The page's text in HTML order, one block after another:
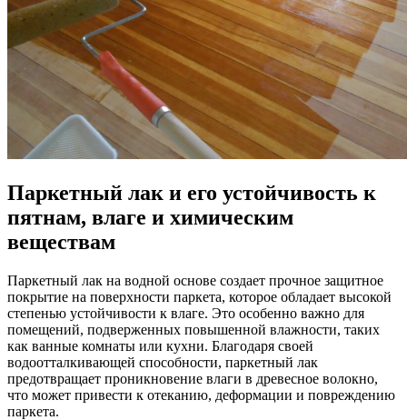
Паркетный лак и его устойчивость к
пятнам, влаге и химическим
веществам
Паркетный лак на водной основе создает прочное защитное
покрытие на поверхности паркета, которое обладает высокой
степенью устойчивости к влаге. Это особенно важно для
помещений, подверженных повышенной влажности, таких
как ванные комнаты или кухни. Благодаря своей
водоотталкивающей способности, паркетный лак
предотвращает проникновение влаги в древесное волокно,
что может привести к отеканию, деформации и повреждению
паркета.